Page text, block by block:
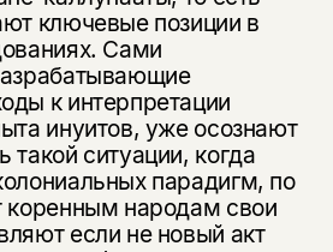
ключевые позиции в
Сами
к интерпретации
инуитов, уже осознают
такой ситуации, когда
парадигм, по
коренным народам свои
если не новый акт